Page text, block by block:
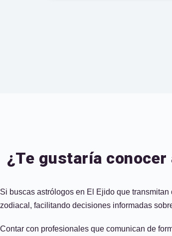
¿Te gustaría
Si buscas astrólogos en El Ejido que
zodiacal, facilitando decisiones informadas
Contar con profesionales que comunican de